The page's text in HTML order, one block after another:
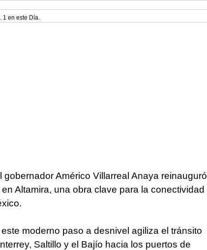
1 en este Día.
Américo Villarreal Anaya reinauguró
Altamira, una obra clave para la conectividad
moderno paso a desnivel agiliza el tránsito
Saltillo y el Bajío hacia los puertos de